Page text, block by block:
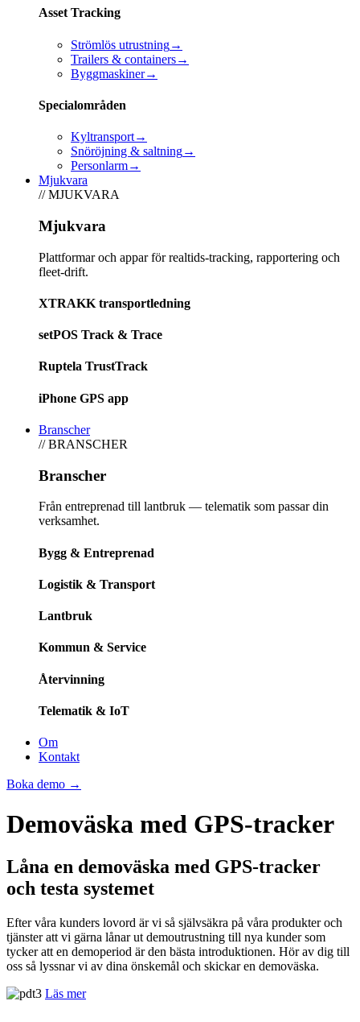
Asset Tracking
Strömlös utrustning→
Trailers & containers→
Byggmaskiner→
Specialområden
Kyltransport→
Snöröjning & saltning→
Personlarm→
Mjukvara
// MJUKVARA
Mjukvara
Plattformar och appar för realtids-tracking, rapportering och
fleet-drift.
XTRAKK transportledning
setPOS Track & Trace
Ruptela TrustTrack
iPhone GPS app
Branscher
// BRANSCHER
Branscher
Från entreprenad till lantbruk — telematik som passar din
verksamhet.
Bygg & Entreprenad
Logistik & Transport
Lantbruk
Kommun & Service
Återvinning
Telematik & IoT
Om
Kontakt
Boka demo →
Demoväska med GPS-tracker
Låna en demoväska med GPS-tracker
och testa systemet
Efter våra kunders lovord är vi så självsäkra på våra produkter och
tjänster att vi gärna lånar ut demoutrustning till nya kunder som
tycker att en demoperiod är den bästa introduktionen. Hör av dig till
oss så lyssnar vi av dina önskemål och skickar en demoväska.
Läs mer